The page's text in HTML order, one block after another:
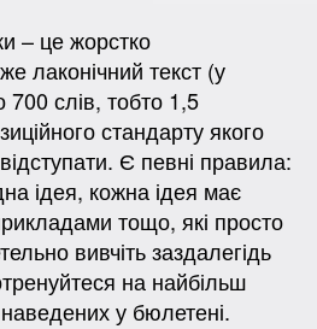
– це жорстко
лаконічний текст (у
слів, тобто 1,5
стандарту якого
Є певні правила:
ідея, кожна ідея має
тощо, які просто
вивчіть заздалегідь
на найбільш
у бюлетені.